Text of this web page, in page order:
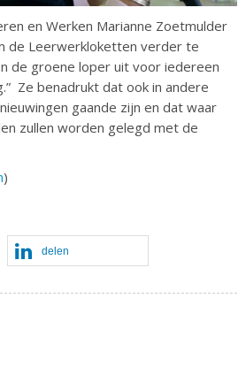
en Werken Marianne Zoetmulder
de Leerwerkloketten verder te
de groene loper uit voor iedereen
Ze benadrukt dat ook in andere
gaande zijn en dat waar
zullen worden gelegd met de
)
delen